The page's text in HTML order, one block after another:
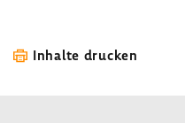
Inhalte drucken